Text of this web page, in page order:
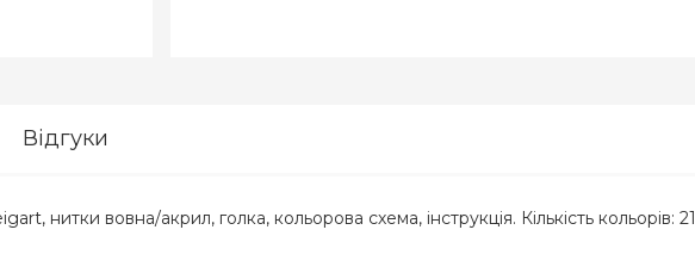
Відгуки
нитки вовна/акрил, голка, кольорова схема, інструкція. Кількість кольорів: 21